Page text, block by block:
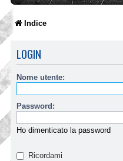
Indice
LOGIN
Nome utente:
Password:
Ho dimenticato la password
Ricordami